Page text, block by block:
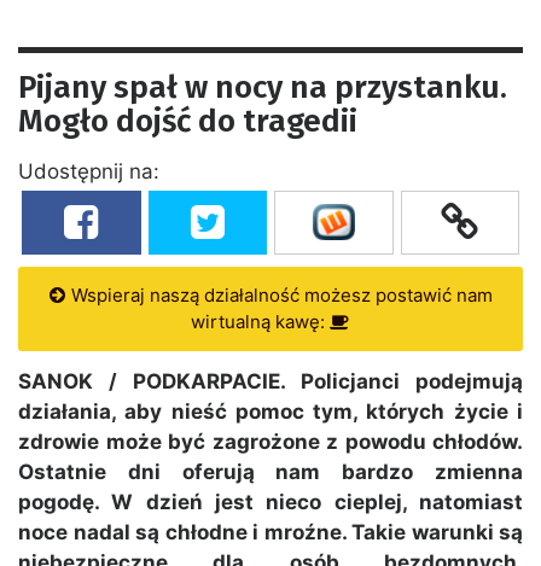
Pijany spał w nocy na przystanku.
Mogło dojść do tragedii
Udostępnij na:
Wspieraj naszą działalność możesz postawić nam
wirtualną kawę:
SANOK / PODKARPACIE. Policjanci podejmują
działania, aby nieść pomoc tym, których życie i
zdrowie może być zagrożone z powodu chłodów.
Ostatnie dni oferują nam bardzo zmienna
pogodę. W dzień jest nieco cieplej, natomiast
noce nadal są chłodne i mroźne. Takie warunki są